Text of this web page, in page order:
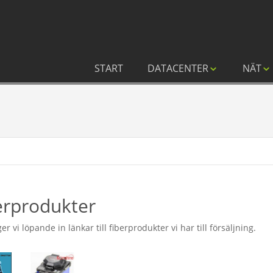
START DATACENTER NÄT
vi löpande in länkar till fiberprodukter vi har till försäljning.